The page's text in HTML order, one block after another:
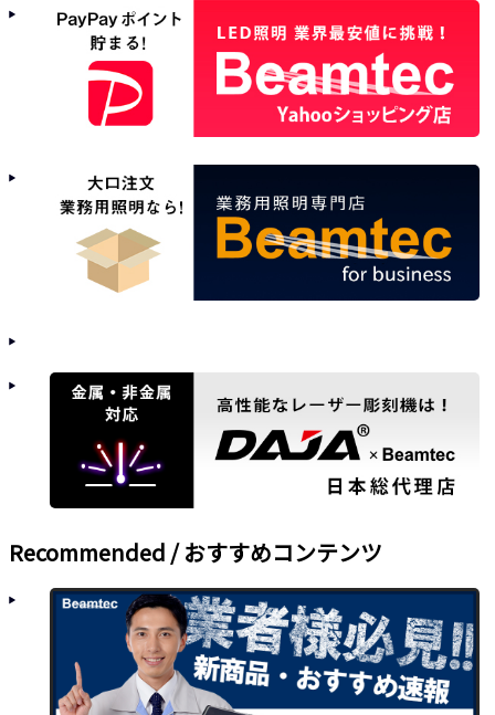
Recommended / おすすめコンテンツ